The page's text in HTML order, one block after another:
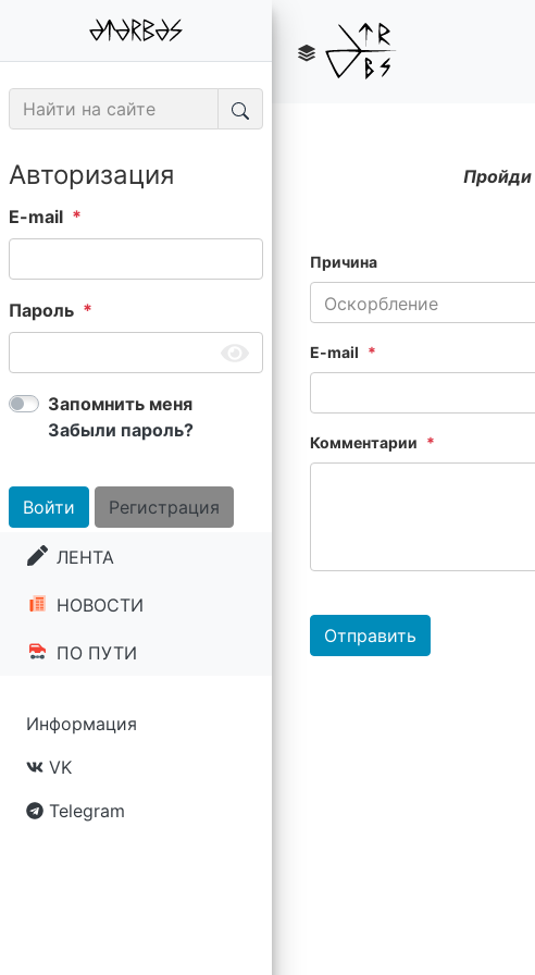
Авторизация
E-mail
Пароль
Запомнить меня
Забыли пароль?
Войти Регистрация
ЛЕНТА
НОВОСТИ
ПО ПУТИ
Информация
VK
Telegram
Пройди
Причина
Оскорбление
E-mail
Комментарии
Отправить